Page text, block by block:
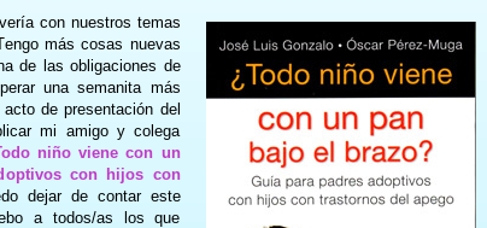
con nuestros temas
más cosas nuevas
de las obligaciones de
una semanita más
de presentación del
mi amigo y colega
niño viene con un
con hijos con
dejar de contar este
a todos/as los que